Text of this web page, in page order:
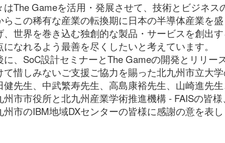
はThe Gameを活用・発展させて、技術とビジネス
らこの稀有な産業の転換期に日本の半導体産業を
、世界を巻き込む独創的な製品・サービスを創出
になれるよう最善を尽くしたいと考えています。
に、SoC設計セミナーとThe Gameの開発とリリー
て惜しみないご支援ご協力を賜った北九州市立大
健先生、中武繁寿先生、高島康裕先生、山崎進先
州市市役所と北九州産業学術推進機構 - FAISの皆様
州市のIBM地域DXセンターの皆様に感謝の意を表